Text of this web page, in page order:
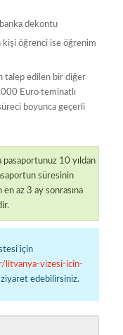
dekontu
kişi öğrenci ise öğrenim
talep edilen bir diğer
Euro teminatlı
boyunca geçerli
pasaportunuz 10 yıldan
süresinin
az 3 ay sonrasına
için
litvanya-vizesi-icin-
edebilirsiniz.